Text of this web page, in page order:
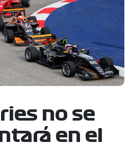
no se
en el